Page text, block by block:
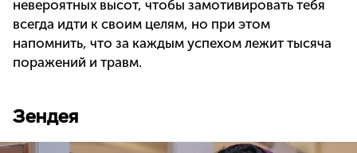
невероятных высот, чтобы замотивировать тебя
всегда идти к своим целям, но при этом
напомнить, что за каждым успехом лежит тысяча
поражений и травм.
Зендея